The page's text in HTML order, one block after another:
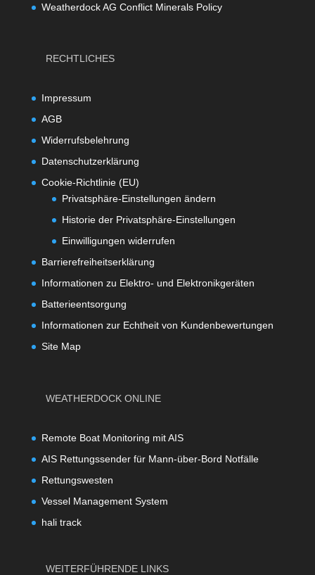
Weatherdock AG Conflict Minerals Policy
RECHTLICHES
Impressum
AGB
Widerrufsbelehrung
Datenschutzerklärung
Cookie-Richtlinie (EU)
Privatsphäre-Einstellungen ändern
Historie der Privatsphäre-Einstellungen
Einwilligungen widerrufen
Barrierefreiheitserklärung
Informationen zu Elektro- und Elektronikgeräten
Batterieentsorgung
Informationen zur Echtheit von Kundenbewertungen
Site Map
WEATHERDOCK ONLINE
Remote Boat Monitoring mit AIS
AIS Rettungssender für Mann-über-Bord Notfälle
Rettungswesten
Vessel Management System
hali track
WEITERFÜHRENDE LINKS